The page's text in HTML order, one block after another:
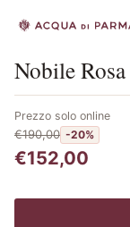
Scopri i prodotti
Nobile
Prezzo solo online
€190,00 -20%
€152,00